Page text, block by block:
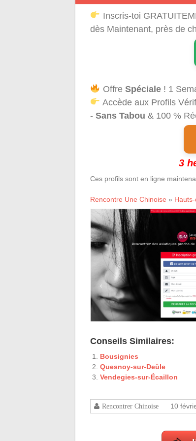
Inscris-toi
dès Maintenant, près de
Offre Spéciale! 1
Accède aux Profils
- Sans Tabou & 100 %
3
Ces profils sont en ligne
Rencontre Une Chinoise »
Conseils Similaires:
Bousignies
Quesnoy-sur-Deûle
Vendegies-sur-Écaillon
Rencontrer Chinoise 10